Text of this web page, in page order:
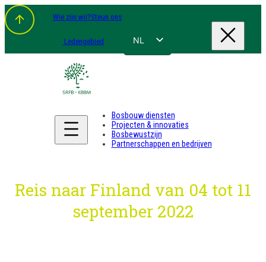
Spring
naar
de
inhoud
Wie zijn wij?Steun ons
Ledengebied NL
DE
Bosbouw diensten
Projecten & innovaties
Bosbewustzijn
Partnerschappen en bedrijven
Reis naar Finland van 04 tot 11
september 2022